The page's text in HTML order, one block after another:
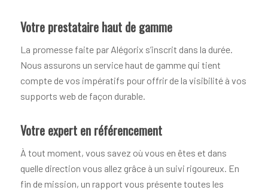
Votre prestataire haut de gamme
La promesse faite par Alégorix s’inscrit dans la durée.
Nous assurons un service haut de gamme qui tient
compte de vos impératifs pour offrir de la visibilité à vos
supports web de façon durable.
Votre expert en référencement
À tout moment, vous savez où vous en êtes et dans
quelle direction vous allez grâce à un suivi rigoureux. En
fin de mission, un rapport vous présente toutes les